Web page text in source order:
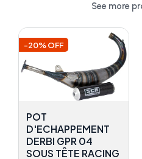
See more
-20% OFF
POT
D'ECHAPPEMENT
DERBI GPR 04
SOUS TÊTE RACING